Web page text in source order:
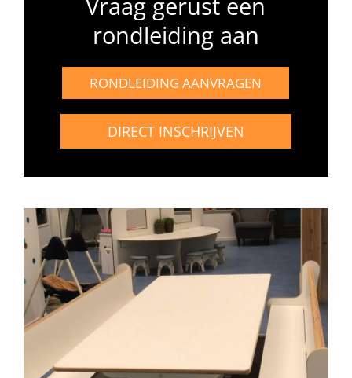
rondleiding aan
RONDLEIDING AANVRAGEN
DIRECT INSCHRIJVEN